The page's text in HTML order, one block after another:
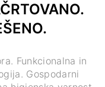
Funkcionalna in
Gospodarni